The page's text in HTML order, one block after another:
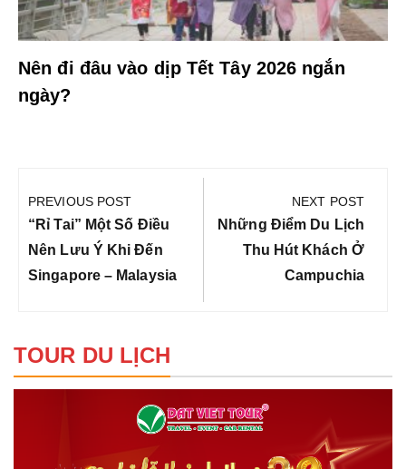
Nên đi đâu vào dịp Tết Tây 2026 ngắn
ngày?
hướng
bài
viết
PREVIOUS POST
Previous
Post:
“Rỉ Tai” Một Số Điều
Nên Lưu Ý Khi Đến
Singapore – Malaysia
NEXT POST
Next
Post:
Những Điểm Du Lịch
Thu Hút Khách Ở
Campuchia
TOUR DU LỊCH